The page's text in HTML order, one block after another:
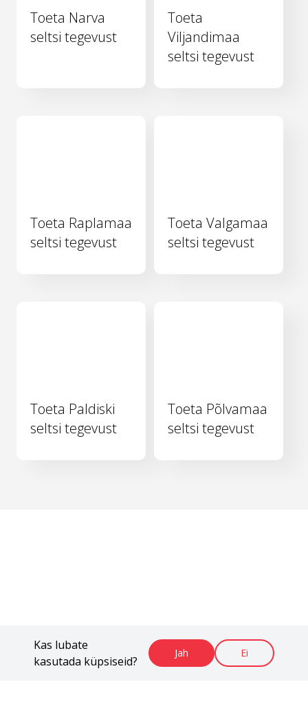
Kas lubate
kasutada küpsiseid?
Jah Ei
Toeta Narva
seltsi tegevust
Toeta
Viljandimaa
seltsi tegevust
Toeta Raplamaa
seltsi tegevust
Toeta Valgamaa
seltsi tegevust
Toeta Paldiski
seltsi tegevust
Toeta Põlvamaa
seltsi tegevust